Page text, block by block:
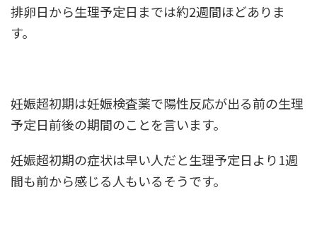
排卵日から生理予定日までは約2週間ほどありま
す。
妊娠超初期は妊娠検査薬で陽性反応が出る前の生理
予定日前後の期間のことを言います。
妊娠超初期の症状は早い人だと生理予定日より1週
間も前から感じる人もいるそうです。